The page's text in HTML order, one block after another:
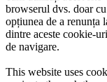
browserul dvs. doar
opțiunea de a renunța
dintre aceste cookie-
de navigare.
This website uses